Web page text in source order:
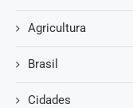
Agricultura
Brasil
Cidades